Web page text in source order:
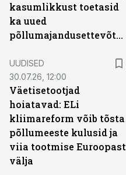
kasumlikkust toetasid
ka uued
põllumajandusettevõtted
UUDISED
30.07.26, 12:00
Väetisetootjad
hoiatavad: ELi
kliimareform võib tõsta
põllumeeste kulusid ja
viia tootmise Euroopast
välja